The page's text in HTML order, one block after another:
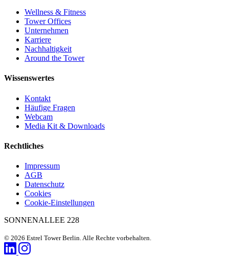
Wellness & Fitness
Tower Offices
Unternehmen
Karriere
Nachhaltigkeit
Around the Tower
Wissenswertes
Kontakt
Häufige Fragen
Webcam
Media Kit & Downloads
Rechtliches
Impressum
AGB
Datenschutz
Cookies
Cookie-Einstellungen
SONNENALLEE 228
© 2026 Estrel Tower Berlin. Alle Rechte vorbehalten.